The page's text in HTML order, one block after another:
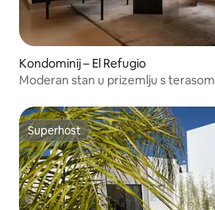
Kondominij – El Refugio
Moderan stan u prizemlju s terasom
Superhost
Superhost